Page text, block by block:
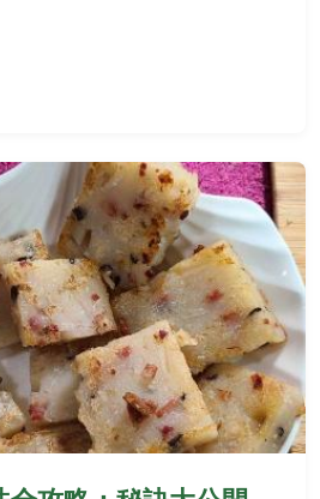
資訊，幫助你充分發揮白月光